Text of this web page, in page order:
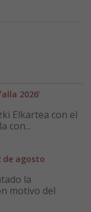
2026’
Elkartea con el
con...
de agosto
la
motivo del